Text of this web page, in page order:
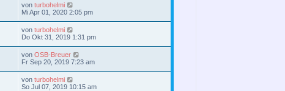
von turbohelmi
Mi Apr 01, 2020 2:05 pm
von turbohelmi
Do Okt 31, 2019 1:31 pm
von OSB-Breuer
Fr Sep 20, 2019 7:23 am
von turbohelmi
So Jul 07, 2019 10:15 am